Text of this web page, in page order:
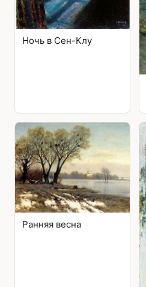
Ночь в Сен-Клу
Ранняя весна